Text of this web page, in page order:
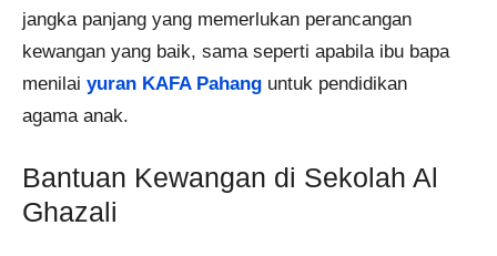
jangka panjang yang memerlukan perancangan
kewangan yang baik, sama seperti apabila ibu bapa
menilai yuran KAFA Pahang untuk pendidikan
agama anak.
Bantuan Kewangan di Sekolah Al
Ghazali